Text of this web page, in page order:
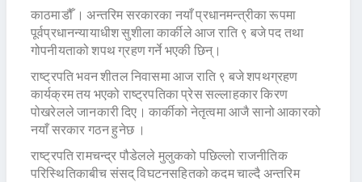
काठमाडौँ । अन्तरिम सरकारका नयाँ प्रधानमन्त्रीका रूपमा
पूर्वप्रधानन्यायाधीश सुशीला कार्कीले आज राति ९ बजे पद तथा
गोपनीयताको शपथ ग्रहण गर्ने भएकी छिन्।
राष्ट्रपति भवन शीतल निवासमा आज राति ९ बजे शपथग्रहण
कार्यक्रम तय भएको राष्ट्रपतिका प्रेस सल्लाहकार किरण
पोखरेलले जानकारी दिए। कार्कीको नेतृत्वमा आजै सानो आकारको
नयाँ सरकार गठन हुनेछ ।
राष्ट्रपति रामचन्द्र पौडेलले मुलुकको पछिल्लो राजनीतिक
परिस्थितिकाबीच संसद् विघटनसहितको कदम चाल्दै अन्तरिम